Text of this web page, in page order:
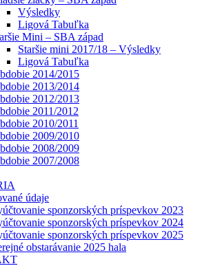
Výsledky
Ligová Tabuľka
Mini – SBA západ
Staršie mini 2017/18 – Výsledky
Ligová Tabuľka
2014/2015
2013/2014
2012/2013
2011/2012
2010/2011
2009/2010
2008/2009
2007/2008
údaje
sponzorských príspevkov 2023
sponzorských príspevkov 2024
sponzorských príspevkov 2025
obstarávanie 2025 hala